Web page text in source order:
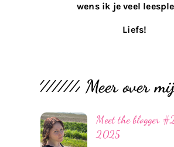
wens ik je veel
Liefs!
Meer over
Meet the blogger
2025